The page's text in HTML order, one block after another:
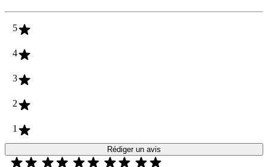
5
4
3
2
1
Rédiger un avis